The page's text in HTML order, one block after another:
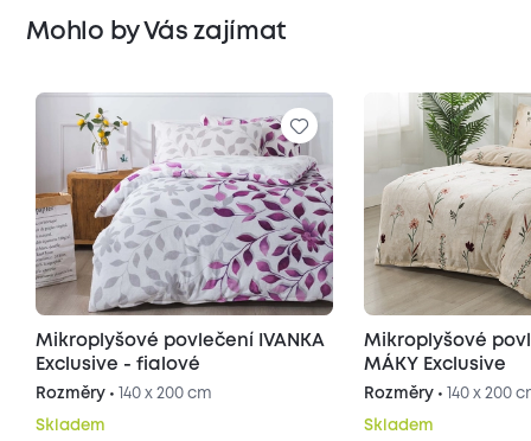
Mohlo by Vás zajímat
Mikroplyšové povlečení IVANKA
Exclusive - fialové
Rozměry • 140 x 200 cm
Skladem
Mikroplyšové
MÁKY Exclusive
Rozměry • 140 x 200
Skladem